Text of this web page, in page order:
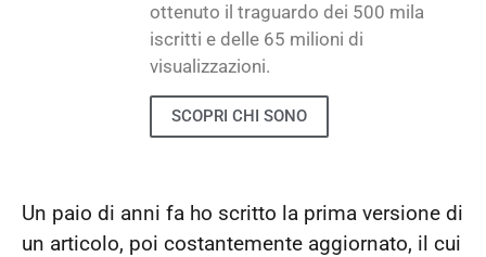
ottenuto il traguardo dei 500 mila
iscritti e delle 65 milioni di
visualizzazioni.
SCOPRI CHI SONO
Un paio di anni fa ho scritto la prima versione di
un articolo, poi costantemente aggiornato, il cui